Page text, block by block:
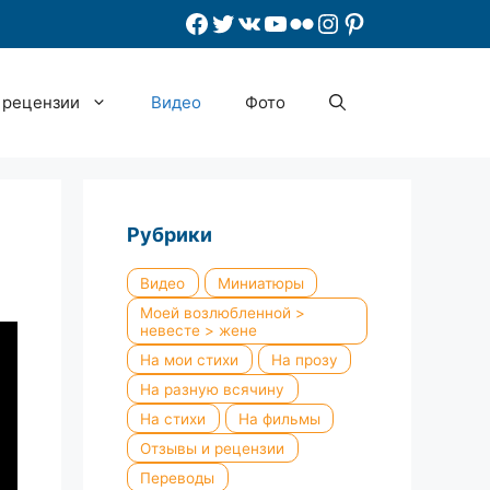
Facebook
Twitter
ВКонтакте
YouTube
Flickr
Instagram
Pinterest
Видео Фото
Рубрики
Видео
Миниатюры
Моей возлюбленной >
невесте > жене
На мои стихи
На прозу
На разную всячину
На стихи
На фильмы
Отзывы и рецензии
Переводы